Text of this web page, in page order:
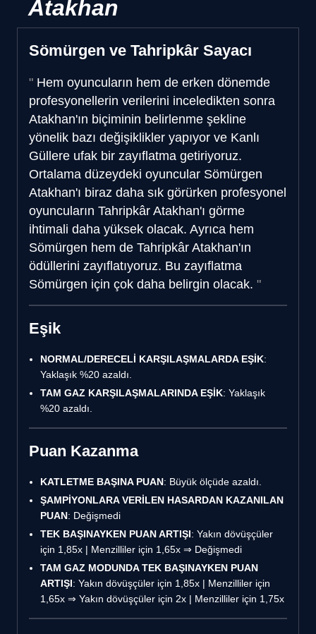
Atakhan
Sömürgen ve Tahripkâr Sayacı
Hem oyuncuların hem de erken dönemde
profesyonellerin verilerini inceledikten sonra
Atakhan'ın biçiminin belirlenme şekline
yönelik bazı değişiklikler yapıyor ve Kanlı
Güllere ufak bir zayıflatma getiriyoruz.
Ortalama düzeydeki oyuncular Sömürgen
Atakhan'ı biraz daha sık görürken profesyonel
oyuncuların Tahripkâr Atakhan'ı görme
ihtimali daha yüksek olacak. Ayrıca hem
Sömürgen hem de Tahripkâr Atakhan'ın
ödüllerini zayıflatıyoruz. Bu zayıflatma
Sömürgen için çok daha belirgin olacak.
Eşik
NORMAL/DERECELİ KARŞILAŞMALARDA EŞİK:
Yaklaşık %20 azaldı.
TAM GAZ KARŞILAŞMALARINDA EŞİK: Yaklaşık
%20 azaldı.
Puan Kazanma
KATLETME BAŞINA PUAN: Büyük ölçüde azaldı.
ŞAMPİYONLARA VERİLEN HASARDAN KAZANILAN
PUAN: Değişmedi
TEK BAŞINAYKEN PUAN ARTIŞI: Yakın dövüşçüler
için 1,85x | Menzilliler için 1,65x ⇒ Değişmedi
TAM GAZ MODUNDA TEK BAŞINAYKEN PUAN
ARTIŞI: Yakın dövüşçüler için 1,85x | Menzilliler için
1,65x ⇒ Yakın dövüşçüler için 2x | Menzilliler için 1,75x